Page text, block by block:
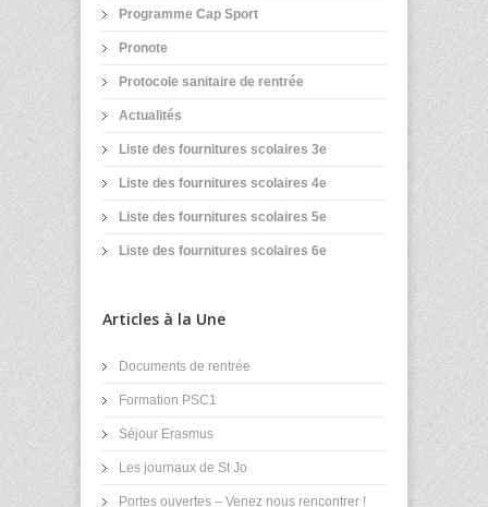
Programme Cap Sport
Pronote
Protocole sanitaire de rentrée
Actualités
Liste des fournitures scolaires 3e
Liste des fournitures scolaires 4e
Liste des fournitures scolaires 5e
Liste des fournitures scolaires 6e
Articles à la Une
Documents de rentrée
Formation PSC1
Séjour Erasmus
Les journaux de St Jo
Portes ouvertes – Venez nous rencontrer !